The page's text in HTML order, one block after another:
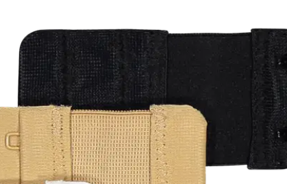
Avaa tuotekuva suurennettuna